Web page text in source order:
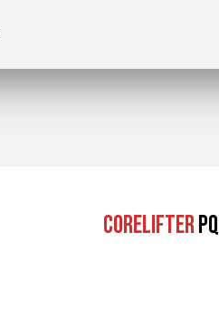
CorelifterPQ